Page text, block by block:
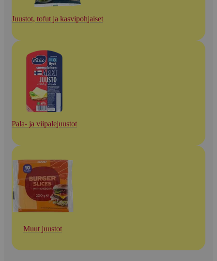
Juustot, tofut ja kasvipohjaiset
Pala- ja viipalejuustot
Muut juustot